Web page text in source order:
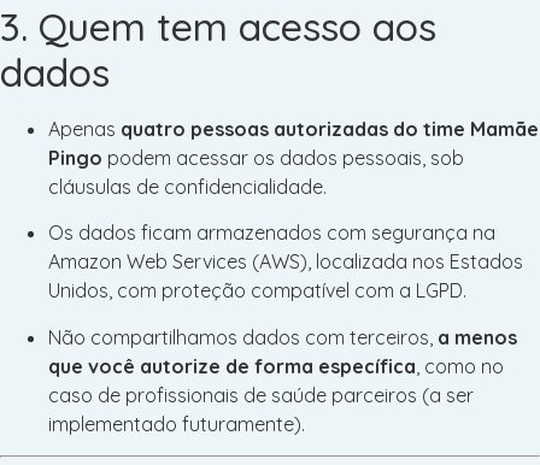
3. Quem tem acesso aos
dados
Apenas quatro pessoas autorizadas do time Mamãe
Pingo podem acessar os dados pessoais, sob
cláusulas de confidencialidade.
Os dados ficam armazenados com segurança na
Amazon Web Services (AWS), localizada nos Estados
Unidos, com proteção compatível com a LGPD.
Não compartilhamos dados com terceiros, a menos
que você autorize de forma específica , como no
caso de profissionais de saúde parceiros (a ser
implementado futuramente).